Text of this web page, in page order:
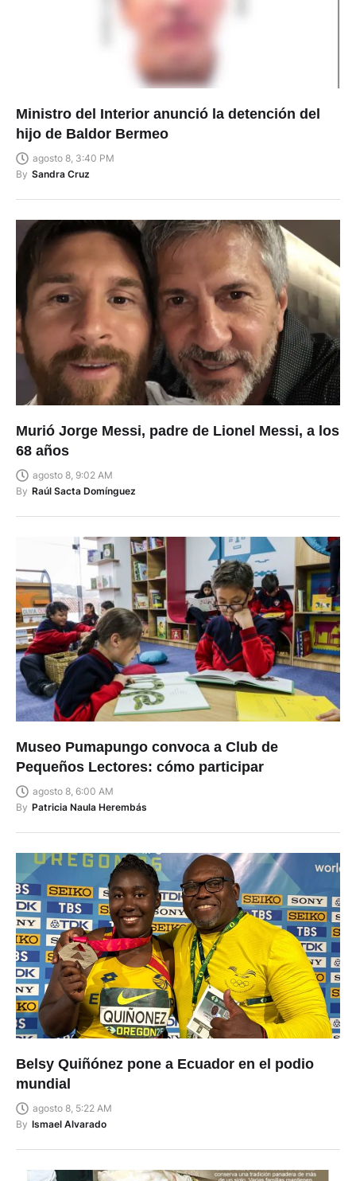
Ministro del Interior anunció la detención del
hijo de Baldor Bermeo
agosto 8, 3:40 PM
By Sandra Cruz
Murió Jorge Messi, padre de Lionel Messi, a los
68 años
agosto 8, 9:02 AM
By Raúl Sacta Domínguez
Museo Pumapungo convoca a Club de
Pequeños Lectores: cómo participar
agosto 8, 6:00 AM
By Patricia Naula Herembás
Belsy Quiñónez pone a Ecuador en el podio
mundial
agosto 8, 5:22 AM
By Ismael Alvarado